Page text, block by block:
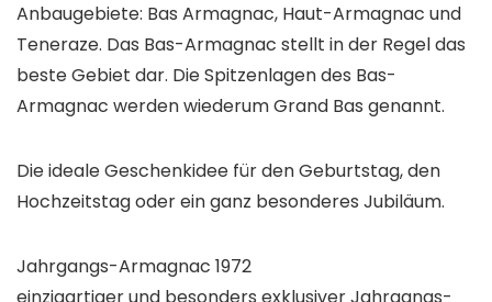
Anbaugebiete: Bas Armagnac, Haut-Armagnac und
Teneraze. Das Bas-Armagnac stellt in der Regel das
beste Gebiet dar. Die Spitzenlagen des Bas-
Armagnac werden wiederum Grand Bas genannt.
Die ideale Geschenkidee für den Geburtstag, den
Hochzeitstag oder ein ganz besonderes Jubiläum.
Jahrgangs-Armagnac 1972